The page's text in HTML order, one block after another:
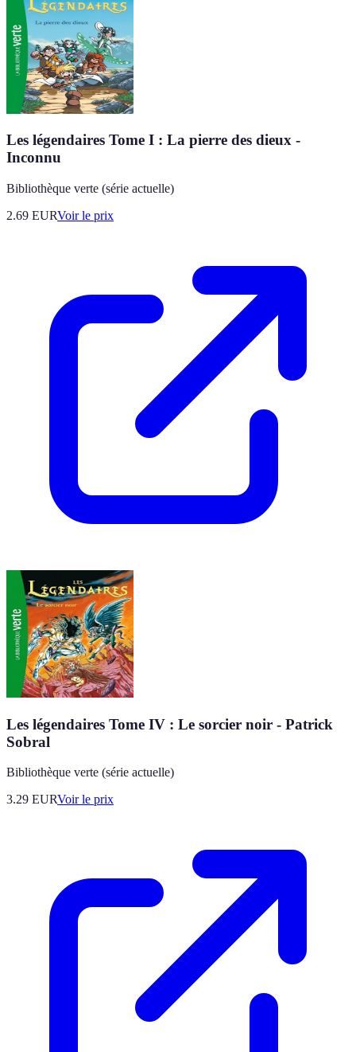
Les légendaires Tome I : La pierre des dieux -
Inconnu
Bibliothèque verte (série actuelle)
2.69 EURVoir le prix
Les légendaires Tome IV : Le sorcier noir - Patrick
Sobral
Bibliothèque verte (série actuelle)
3.29 EURVoir le prix